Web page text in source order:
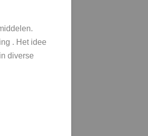
. Het idee
diverse